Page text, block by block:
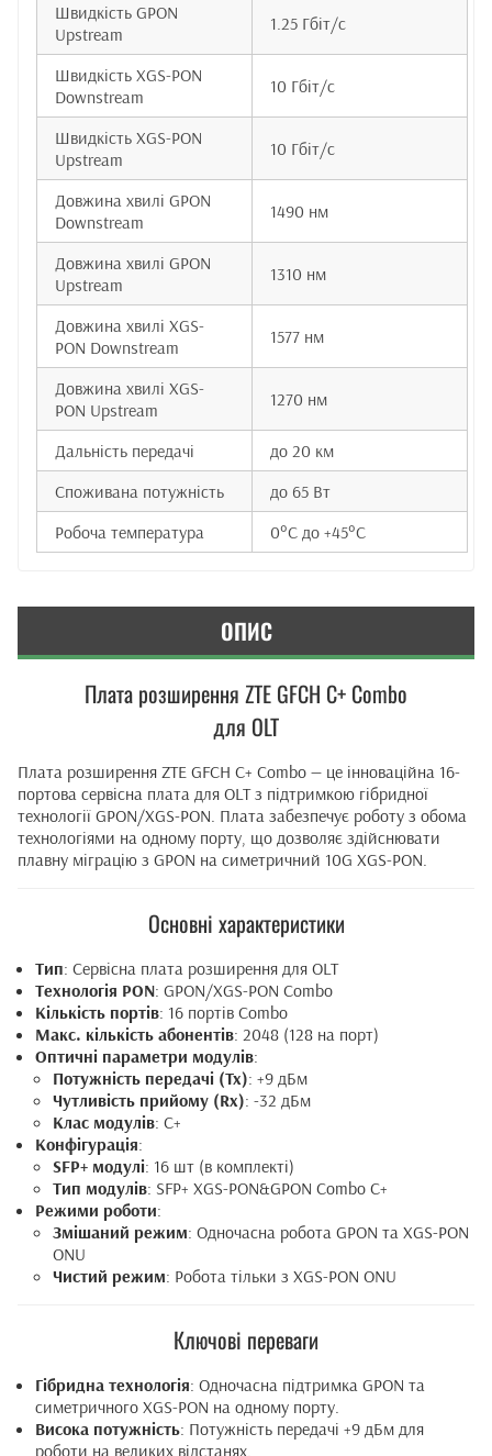
Швидкість GPON
Upstream
1.25 Гбіт/с
Швидкість XGS-PON
Downstream
10 Гбіт/с
Швидкість XGS-PON
Upstream
10 Гбіт/с
Довжина хвилі GPON
Downstream
1490 нм
Довжина хвилі GPON
Upstream
1310 нм
Довжина хвилі XGS-
PON Downstream
1577 нм
Довжина хвилі XGS-
PON Upstream
1270 нм
Дальність передачі
до 20 км
Споживана потужність
до 65 Вт
Робоча температура
0°C до +45°C
ОПИС
Плата розширення ZTE GFCH C+ Combo
для OLT
Плата розширення ZTE GFCH C+ Combo — це інноваційна 16-
портова сервісна плата для OLT з підтримкою гібридної
технології GPON/XGS-PON. Плата забезпечує роботу з обома
технологіями на одному порту, що дозволяє здійснювати
плавну міграцію з GPON на симетричний 10G XGS-PON.
Основні характеристики
Тип: Сервісна плата розширення для OLT
Технологія PON: GPON/XGS-PON Combo
Кількість портів: 16 портів Combo
Макс. кількість абонентів: 2048 (128 на порт)
Оптичні параметри модулів:
Потужність передачі (Tx): +9 дБм
Чутливість прийому (Rx): -32 дБм
Клас модулів: C+
Конфігурація:
SFP+ модулі: 16 шт (в комплекті)
Тип модулів: SFP+ XGS-PON&GPON Combo C+
Режими роботи:
Змішаний режим: Одночасна робота GPON та XGS-PON
ONU
Чистий режим: Робота тільки з XGS-PON ONU
Ключові переваги
Гібридна технологія: Одночасна підтримка GPON та
симетричного XGS-PON на одному порту.
Висока потужність: Потужність передачі +9 дБм для
роботи на великих відстанях.